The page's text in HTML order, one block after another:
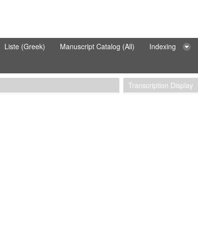
Liste (Greek) Manuscript Catalog (All) Indexing
Transcription Display